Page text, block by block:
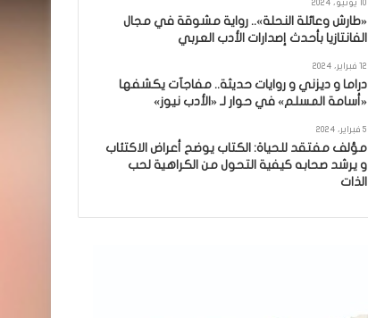
10 يونيو، 2024
«طارش وعائلة النحلة».. رواية مشوقة في مجال
الفانتازيا بأحدث إصدارات الأدب العربي
12 فبراير، 2024
دراما و ديزني و روايات حديثة.. مفاجآت يكشفها
«أسامة المسلم» في حوار لـ «الأدب نيوز»
5 فبراير، 2024
مؤلف مفتقد للحياة: الكتاب يوضح أعراض الاكتئاب
و يرشد صحابه كيفية التحول من الكراهية لحب
الذات